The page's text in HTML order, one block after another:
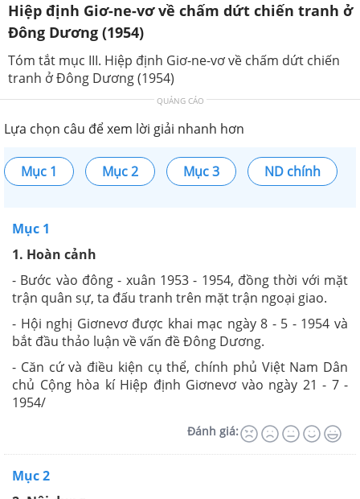
Hiệp định Giơ-ne-vơ về chấm dứt chiến tranh ở
Đông Dương (1954)
Tóm tắt mục III. Hiệp định Giơ-ne-vơ về chấm dứt chiến
tranh ở Đông Dương (1954)
QUẢNG CÁO
Lựa chọn câu để xem lời giải nhanh hơn
Mục 1 Mục 2 Mục 3 ND chính
Mục 1
1. Hoàn cảnh
- Bước vào đông - xuân 1953 - 1954, đồng thời với mặt
trận quân sự, ta đấu tranh trên mặt trận ngoại giao.
- Hội nghị Giơnevơ được khai mạc ngày 8 - 5 - 1954 và
bắt đầu thảo luận về vấn đề Đông Dương.
- Căn cứ và điều kiện cụ thể, chính phủ Việt Nam Dân
chủ Cộng hòa kí Hiệp định Giơnevơ vào ngày 21 - 7 -
1954/
Đánh giá:
Mục 2